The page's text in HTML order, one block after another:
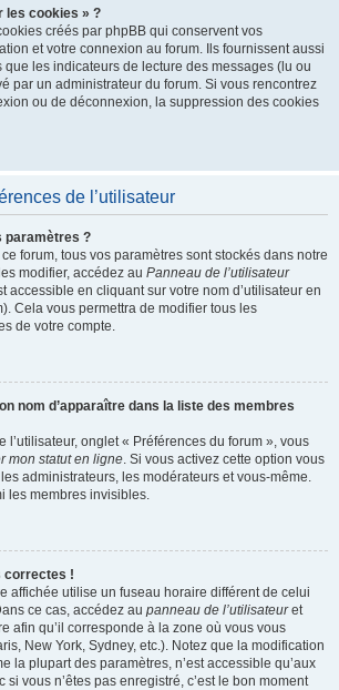
les cookies » ?
créés par phpBB qui conservent vos
et votre connexion au forum. Ils fournissent aussi
les indicateurs de lecture des messages (lu ou
par un administrateur du forum. Si vous rencontrez
ou de déconnexion, la suppression des cookies
de l’utilisateur
paramètres ?
forum, tous vos paramètres sont stockés dans notre
modifier, accédez au Panneau de l’utilisateur
accessible en cliquant sur votre nom d’utilisateur en
Cela vous permettra de modifier tous les
de votre compte.
nom d’apparaître dans la liste des membres
l’utilisateur, onglet « Préférences du forum », vous
mon statut en ligne. Si vous activez cette option vous
administrateurs, les modérateurs et vous-même.
les membres invisibles.
correctes !
affichée utilise un fuseau horaire différent de celui
ce cas, accédez au panneau de l’utilisateuret
afin qu’il corresponde à la zone où vous vous
New York, Sydney, etc.). Notez que la modification
la plupart des paramètres, n’est accessible qu’aux
si vous n’êtes pas enregistré, c’est le bon moment